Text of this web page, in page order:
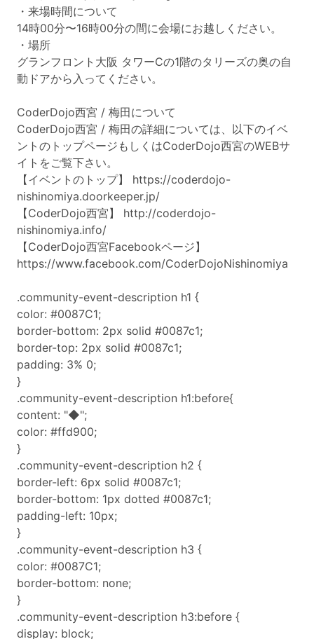
・来場時間について
14時00分〜16時00分の間に会場にお越しください。
・場所
グランフロント大阪 タワーCの1階のタリーズの奥の自
動ドアから入ってください。
CoderDojo西宮 / 梅田について
CoderDojo西宮 / 梅田の詳細については、以下のイベ
ントのトップページもしくはCoderDojo西宮のWEBサ
イトをご覧下さい。
【イベントのトップ】 https://coderdojo-
nishinomiya.doorkeeper.jp/
【CoderDojo西宮】 http://coderdojo-
nishinomiya.info/
【CoderDojo西宮Facebookページ】
https://www.facebook.com/CoderDojoNishinomiya
.community-event-description h1 {
color: #0087C1;
border-bottom: 2px solid #0087c1;
border-top: 2px solid #0087c1;
padding: 3% 0;
}
.community-event-description h1:before{
content: "◆";
color: #ffd900;
}
.community-event-description h2 {
border-left: 6px solid #0087c1;
border-bottom: 1px dotted #0087c1;
padding-left: 10px;
}
.community-event-description h3 {
color: #0087C1;
border-bottom: none;
}
.community-event-description h3:before {
display: block;